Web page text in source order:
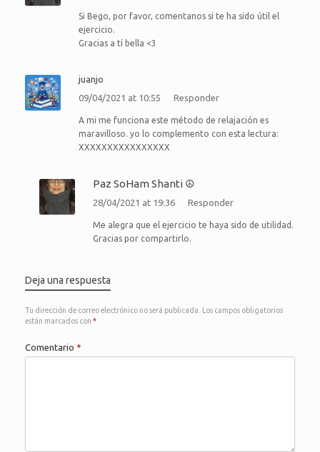
Si Bego, por favor, comentanos si te ha sido útil el
ejercicio.
Gracias a tí bella <3
juanjo
09/04/2021 at 10:55
Responder
A mi me funciona este método de relajación es
maravilloso. yo lo complemento con esta lectura:
XXXXXXXXXXXXXXXX
Paz SoHam Shanti ☮
28/04/2021 at 19:36 Responder
Me alegra que el ejercicio te haya sido de utilidad.
Gracias por compartirlo.
Deja una respuesta
Tu dirección de correo electrónico no será publicada.
Los campos obligatorios
están marcados con *
Comentario *